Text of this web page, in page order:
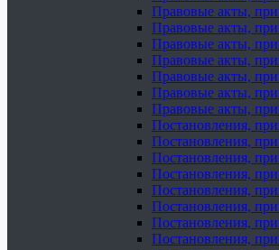
Правовые акты,
Правовые акты,
Правовые акты,
Правовые акты,
Правовые акты,
Правовые акты,
Правовые акты,
Постановления,
Постановления,
Постановления,
Постановления,
Постановления,
Постановления,
Постановления,
Постановления,